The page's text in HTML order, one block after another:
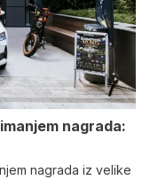
nagrada:
nagrada iz velike